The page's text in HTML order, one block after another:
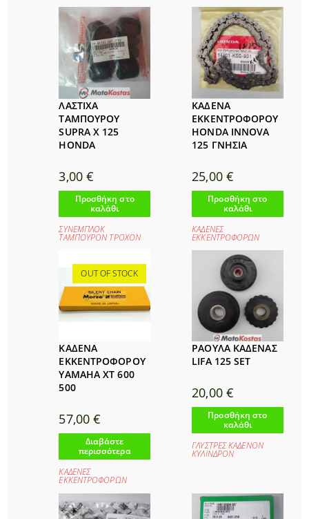
ΛΑΣΤΙΧΑ
ΤΑΜΠΟΥΡΟΥ
SUPRA X 125
HONDA
3,00 €
Προσθήκη στο
καλάθι
ΣΥΝΕΜΠΛΟΚ
ΤΑΜΠΟΥΡΟΝ ΤΡΟΧΟΝ
ΚΑΔΕΝΑ
ΕΚΚΕΝΤΡΟΦΟΡΟΥ
HONDA INNOVA
125 ΓΝΗΣΙΑ
25,00 €
Προσθήκη στο
καλάθι
ΚΑΔΕΝΕΣ
ΕΚΚΕΝΤΡΟΦΟΡΩΝ
OUT OF STOCK
ΚΑΔΕΝΑ
ΕΚΚΕΝΤΡΟΦΟΡΟΥ
YAMAHA XT 600
500
57,00€
Διαβάστε
περισσότερα
ΚΑΔΕΝΕΣ
ΕΚΚΕΝΤΡΟΦΟΡΩΝ
ΡΑΟΥΛΑ ΚΑΔΕΝΑΣ
LIFA 125 SET
20,00 €
Προσθήκη στο
καλάθι
ΓΛΥΣΤΡΕΣ ΚΑΔΕΝΟΝ
ΚΥΛΙΝΔΡΟΝ